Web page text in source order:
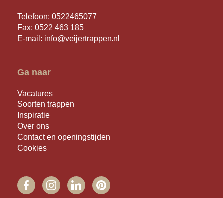
Telefoon: 0522465077
Fax: 0522 463 185
E-mail: info@veijertrappen.nl
Ga naar
Vacatures
Soorten trappen
Inspiratie
Over ons
Contact en openingstijden
Cookies
FACEBOOKINSTAGRAM
LINKEDIN